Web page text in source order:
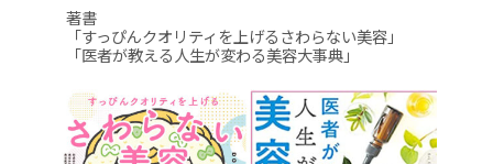
著書
「すっぴんクオリティを上げるさわらない美容」
「医者が教える人生が変わる美容大事典」